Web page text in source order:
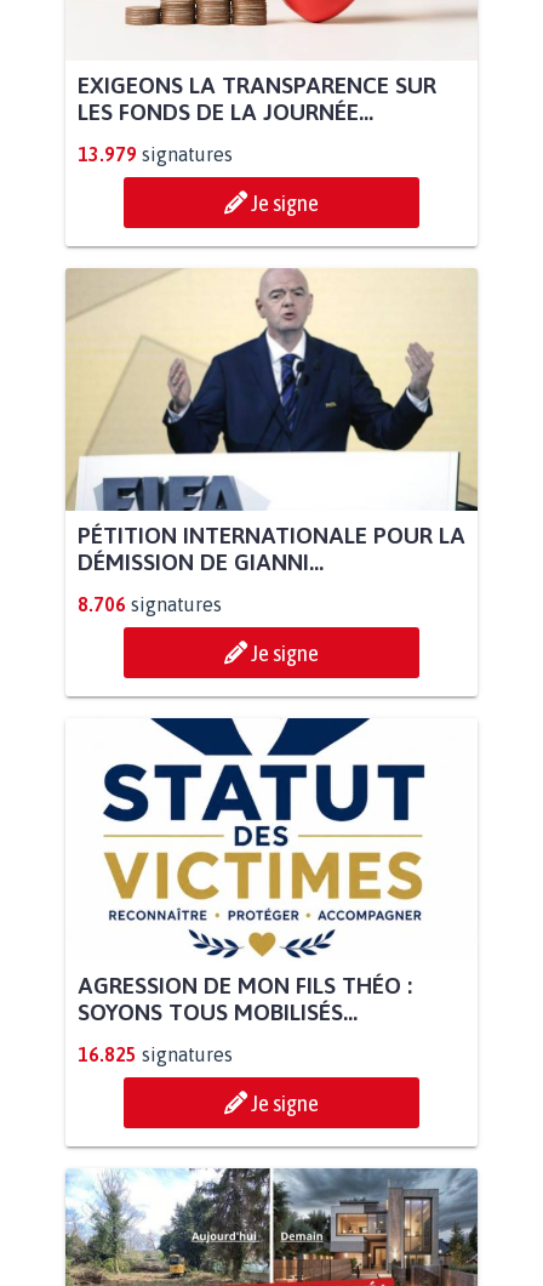
EXIGEONS LA TRANSPARENCE SUR
LES FONDS DE LA JOURNÉE...
13.979 signatures
Je signe
PÉTITION INTERNATIONALE POUR LA
DÉMISSION DE GIANNI...
8.706 signatures
Je signe
AGRESSION DE MON FILS THÉO :
SOYONS TOUS MOBILISÉS...
16.825 signatures
Je signe